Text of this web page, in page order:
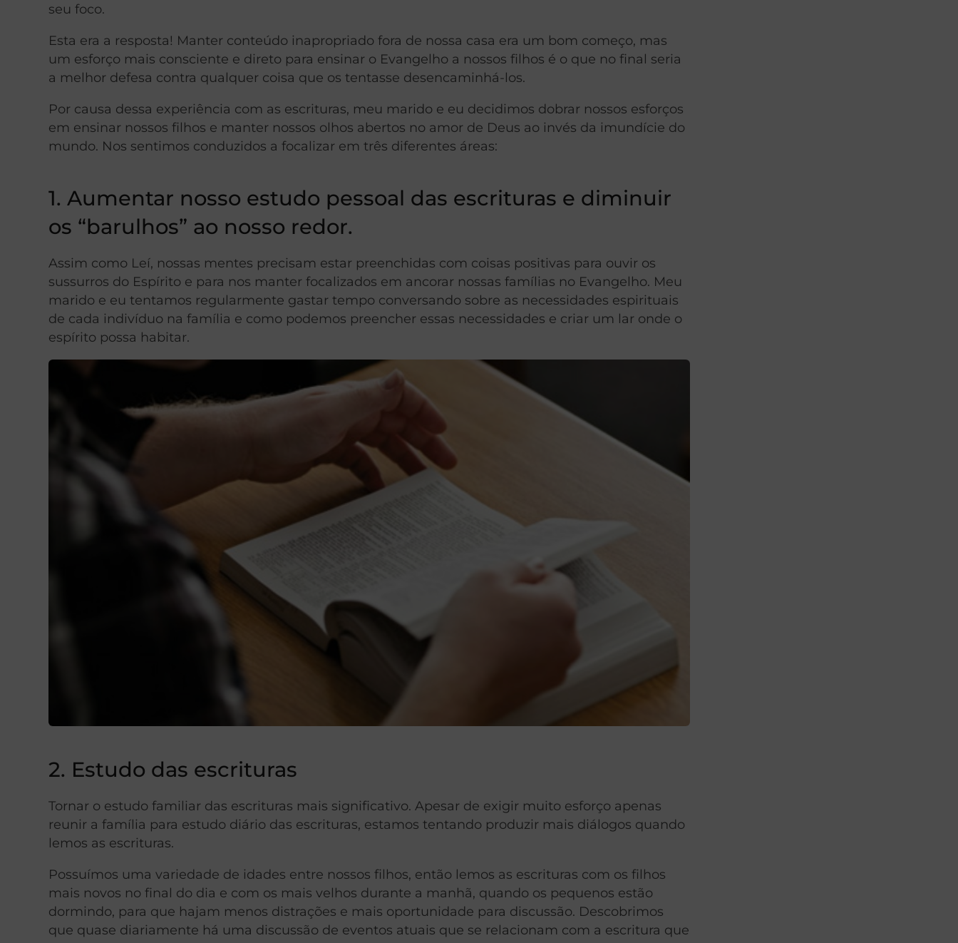
seu foco.
Esta era a resposta! Manter conteúdo inapropriado fora de nossa casa era um bom começo, mas
um esforço mais consciente e direto para ensinar o Evangelho a nossos filhos é o que no final seria
a melhor defesa contra qualquer coisa que os tentasse desencaminhá-los.
Por causa dessa experiência com as escrituras, meu marido e eu decidimos dobrar nossos esforços
em ensinar nossos filhos e manter nossos olhos abertos no amor de Deus ao invés da imundície do
mundo. Nos sentimos conduzidos a focalizar em três diferentes áreas:
1. Aumentar nosso estudo pessoal das escrituras e diminuir
os “barulhos” ao nosso redor.
Assim como Leí, nossas mentes precisam estar preenchidas com coisas positivas para ouvir os
sussurros do Espírito e para nos manter focalizados em ancorar nossas famílias no Evangelho. Meu
marido e eu tentamos regularmente gastar tempo conversando sobre as necessidades espirituais
de cada indivíduo na família e como podemos preencher essas necessidades e criar um lar onde o
espírito possa habitar.
2. Estudo das escrituras
Tornar o estudo familiar das escrituras mais significativo. Apesar de exigir muito esforço apenas
reunir a família para estudo diário das escrituras, estamos tentando produzir mais diálogos quando
lemos as escrituras.
Possuímos uma variedade de idades entre nossos filhos, então lemos as escrituras com os filhos
mais novos no final do dia e com os mais velhos durante a manhã, quando os pequenos estão
dormindo, para que hajam menos distrações e mais oportunidade para discussão. Descobrimos
que quase diariamente há uma discussão de eventos atuais que se relacionam com a escritura que